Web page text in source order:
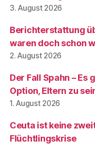
3. August 2026
Berichterstattung
waren doch schon
2. August 2026
Der Fall Spahn – Es
Option, Eltern zu
1. August 2026
Ceuta ist keine
Flüchtlingskrise